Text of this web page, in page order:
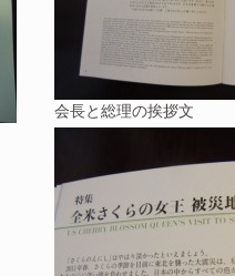
会長と総理の挨拶文